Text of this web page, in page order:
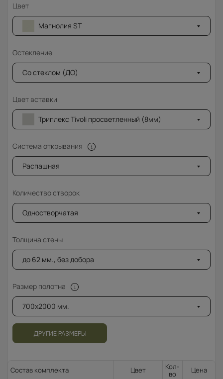
Цвет
Магнолия ST
Остекление
Со стеклом (ДО)
Цвет вставки
Триплекс Tivoli просветленный (8мм)
Система открывания
Распашная
Количество створок
Одностворчатая
Толщина стены
до 62 мм., без добора
Размер полотна
700x2000 мм.
ДРУГИЕ РАЗМЕРЫ
Состав комплекта Цвет
Кол-
во
Цена